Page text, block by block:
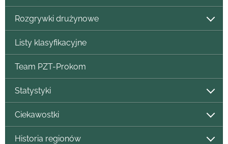
Rozgrywki drużynowe
Listy klasyfikacyjne
Team PZT-Prokom
Statystyki
Ciekawostki
Historia regionów